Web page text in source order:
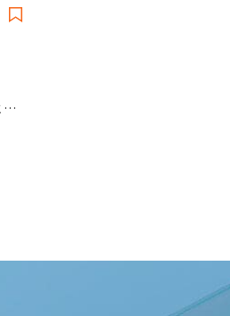
転職に際して問われるのは男女に関係なく、3つの条件があるという。一体どんな人材が求められているのか。そして最終的な決め手となるのは？